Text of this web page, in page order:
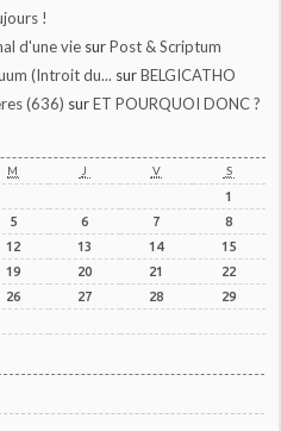
!
d'une vie surPost & Scriptum
(Introit du... surBELGICATHO
(636) surET POURQUOI DONC ?
M J V S
1
5 6 7
8
12 13 14
15
19 20 21
22
26 27 28
29